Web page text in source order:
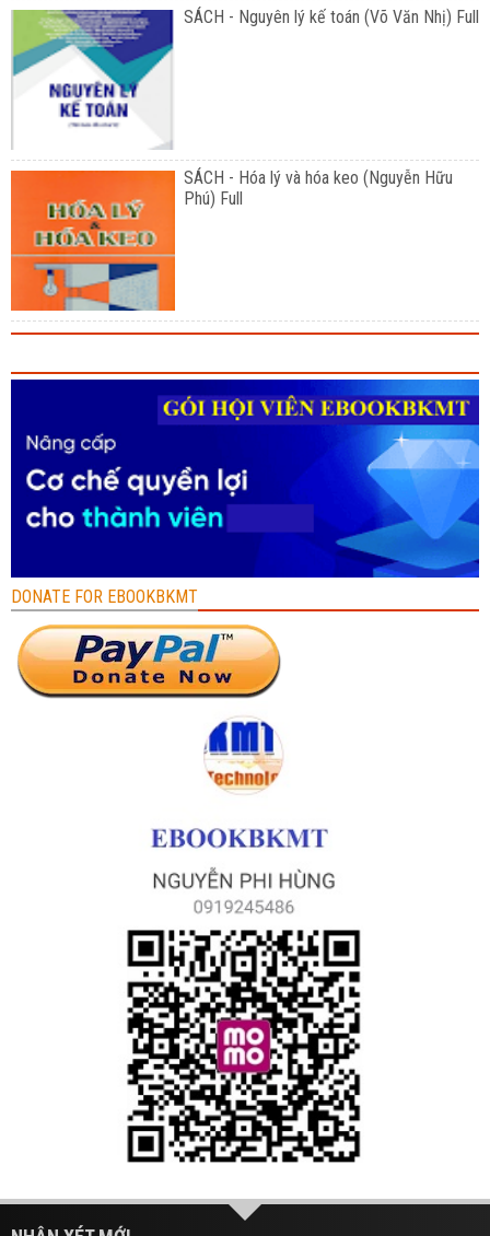
SÁCH - Nguyên lý kế toán (Võ Văn Nhị) Full
SÁCH - Hóa lý và hóa keo (Nguyễn Hữu
Phú) Full
DONATE FOR EBOOKBKMT